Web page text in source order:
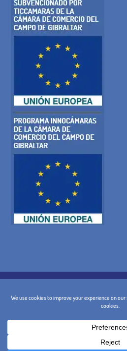
AVIS JURIDIQUE
TERMES ET
POLITIQUE D'ANNULATION